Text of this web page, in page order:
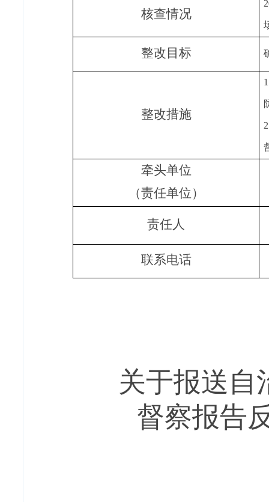
核查情况
整改目标
整改措施
牵头单位
（责任单位）
责任人
联系电话
关于报送自
督察报告